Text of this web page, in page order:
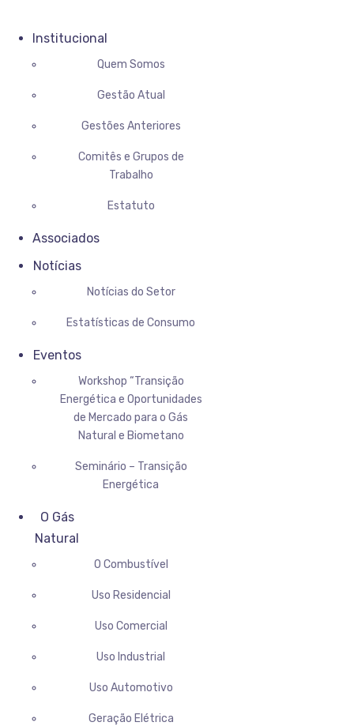
Institucional
Quem Somos
Gestão Atual
Gestões Anteriores
Comitês e Grupos de
Trabalho
Estatuto
Associados
Notícias
Notícias do Setor
Estatísticas de Consumo
Eventos
Workshop “Transição
Energética e Oportunidades
de Mercado para o Gás
Natural e Biometano
Seminário – Transição
Energética
O Gás
Natural
O Combustível
Uso Residencial
Uso Comercial
Uso Industrial
Uso Automotivo
Geração Elétrica